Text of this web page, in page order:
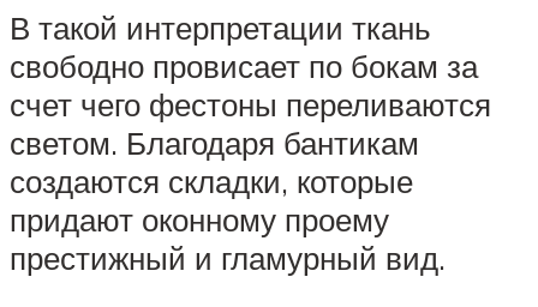
В такой интерпретации ткань
свободно провисает по бокам за
счет чего фестоны переливаются
светом. Благодаря бантикам
создаются складки, которые
придают оконному проему
престижный и гламурный вид.